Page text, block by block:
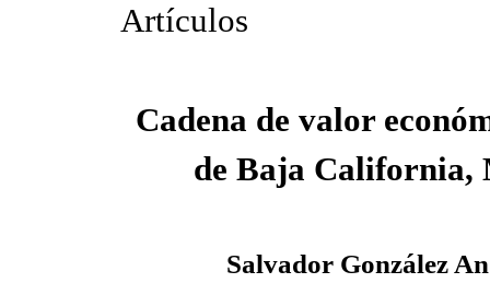
Artículos
Cadena de valor
de Baja California,
Salvador González